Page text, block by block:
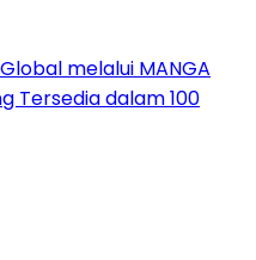
melalui MANGA
Tersedia dalam 100